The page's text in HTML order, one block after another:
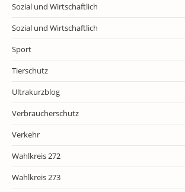
Sozial und Wirtschaftlich
Sozial und Wirtschaftlich
Sport
Tierschutz
Ultrakurzblog
Verbraucherschutz
Verkehr
Wahlkreis 272
Wahlkreis 273